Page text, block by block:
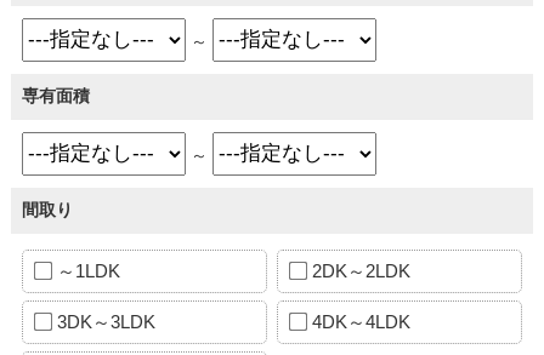
～
専有面積
～
間取り
～1LDK 2DK～2LDK
3DK～3LDK 4DK～4LDK